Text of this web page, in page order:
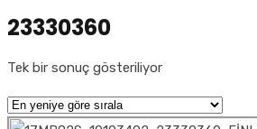
23330360
Tek bir sonuç gösteriliyor